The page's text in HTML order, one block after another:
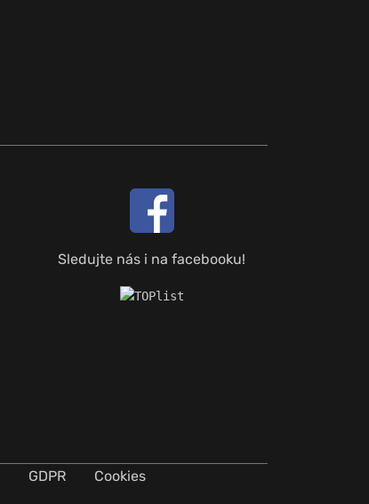
Sledujte nás i na facebooku!
GDPR Cookies